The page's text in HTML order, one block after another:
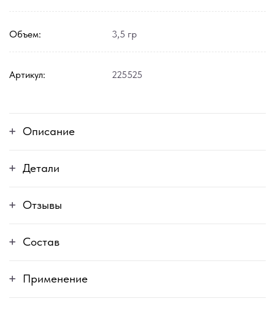
Объем: 3,5 гр
Артикул: 225525
Описание
Детали
Отзывы
Состав
Применение